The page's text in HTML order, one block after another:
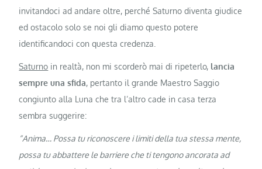
invitandoci ad andare oltre, perché Saturno diventa giudice
ed ostacolo solo se noi gli diamo questo potere
identificandoci con questa credenza.
Saturno in realtà, non mi scorderò mai di ripeterlo, lancia
sempre una sfida, pertanto il grande Maestro Saggio
congiunto alla Luna che tra l’altro cade in casa terza
sembra suggerire:
“Anima… Possa tu riconoscere i limiti della tua stessa mente,
possa tu abbattere le barriere che ti tengono ancorata ad